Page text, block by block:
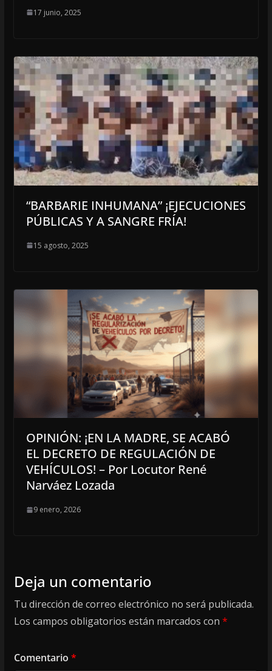
17 junio, 2025
“BARBARIE INHUMANA” ¡EJECUCIONES
PÚBLICAS Y A SANGRE FRÍA!
15 agosto, 2025
OPINIÓN: ¡EN LA MADRE, SE ACABÓ
EL DECRETO DE REGULACIÓN DE
VEHÍCULOS! – Por Locutor René
Narváez Lozada
9 enero, 2026
Deja un comentario
Tu dirección de correo electrónico no será publicada.
Los campos obligatorios están marcados con *
Comentario *